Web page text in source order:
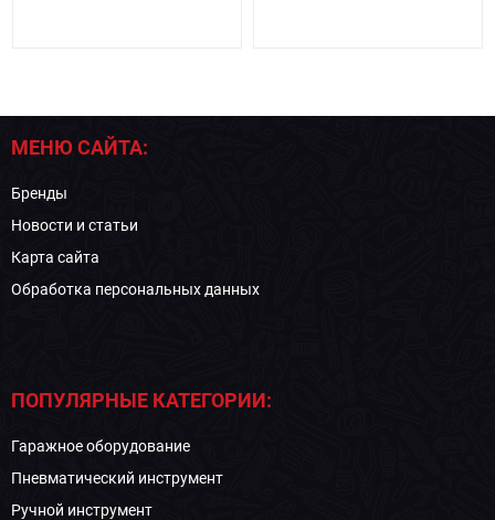
МЕНЮ САЙТА:
Бренды
Новости и статьи
Карта сайта
Обработка персональных данных
ПОПУЛЯРНЫЕ КАТЕГОРИИ:
Гаражное оборудование
Пневматический инструмент
Ручной инструмент